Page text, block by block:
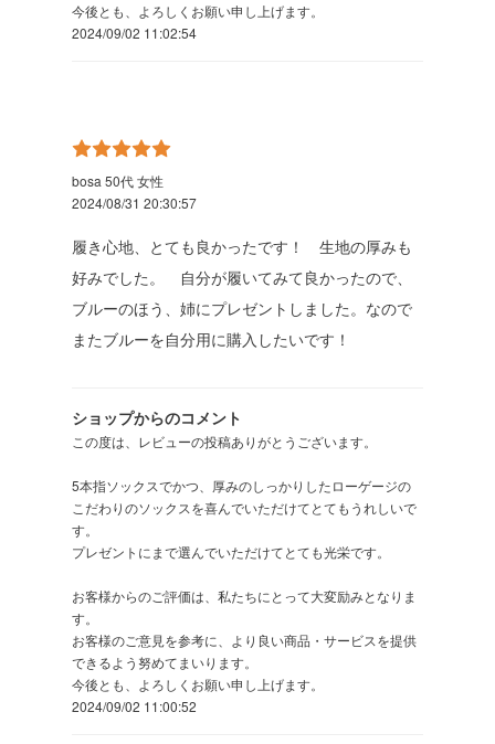
今後とも、よろしくお願い申し上げます。
2024/09/02 11:02:54
bosa 50代 女性
2024/08/31 20:30:57
履き心地、とても良かったです！ 生地の厚みも
好みでした。 自分が履いてみて良かったので、
ブルーのほう、姉にプレゼントしました。なので
またブルーを自分用に購入したいです！
ショップからのコメント
この度は、レビューの投稿ありがとうございます。
5本指ソックスでかつ、厚みのしっかりしたローゲージの
こだわりのソックスを喜んでいただけてとてもうれしいで
す。
プレゼントにまで選んでいただけてとても光栄です。
お客様からのご評価は、私たちにとって大変励みとなりま
す。
お客様のご意見を参考に、より良い商品・サービスを提供
できるよう努めてまいります。
今後とも、よろしくお願い申し上げます。
2024/09/02 11:00:52